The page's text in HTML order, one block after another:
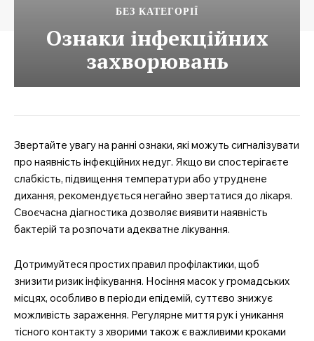
БЕЗ КАТЕГОРІЇ
Ознаки інфекційних
захворювань
Звертайте увагу на ранні ознаки, які можуть сигналізувати
про наявність інфекційних недуг. Якщо ви спостерігаєте
слабкість, підвищення температури або утруднене
дихання, рекомендується негайно звертатися до лікаря.
Своєчасна діагностика дозволяє виявити наявність
бактерій та розпочати адекватне лікування.
Дотримуйтеся простих правил профілактики, щоб
знизити ризик інфікування. Носіння масок у громадських
місцях, особливо в періоди епідемій, суттєво знижує
можливість зараження. Регулярне миття рук і уникання
тісного контакту з хворими також є важливими кроками